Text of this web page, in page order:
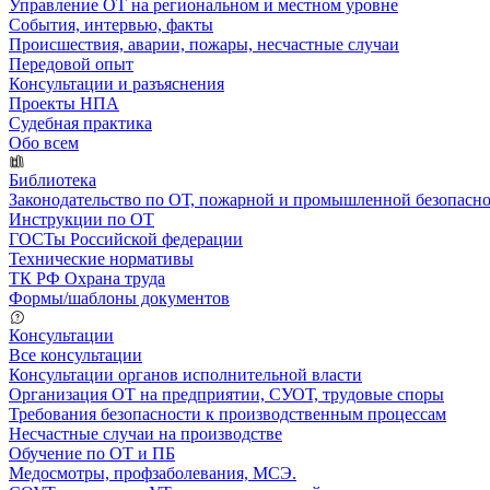
Управление ОТ на региональном и местном уровне
События, интервью, факты
Происшествия, аварии, пожары, несчастные случаи
Передовой опыт
Консультации и разъяснения
Проекты НПА
Судебная практика
Обо всем
Библиотека
Законодательство по ОТ, пожарной и промышленной
Инструкции по ОТ
ГОСТы Российской федерации
Технические нормативы
ТК РФ Охрана труда
Формы/шаблоны документов
Консультации
Все консультации
Консультации органов исполнительной власти
Организация ОТ на предприятии, СУОТ, трудовые споры
Требования безопасности к производственным процессам
Несчастные случаи на производстве
Обучение по ОТ и ПБ
Медосмотры, профзаболевания, МСЭ.